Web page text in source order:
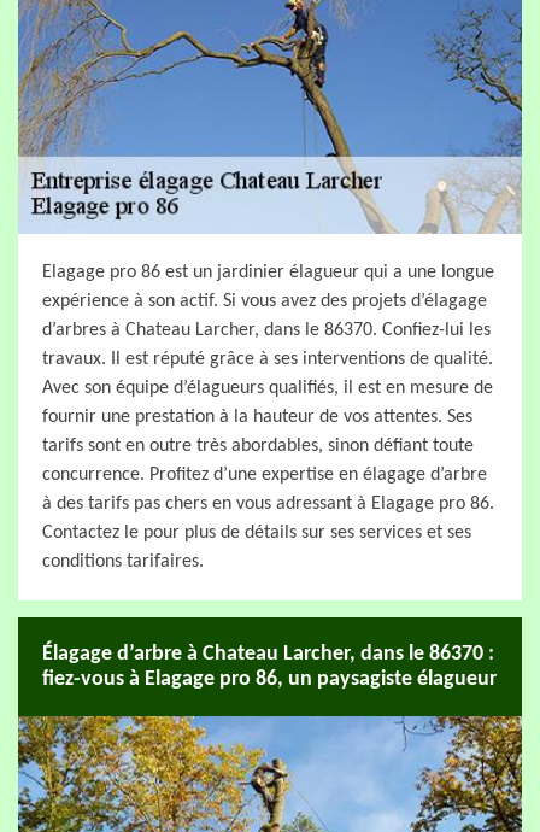
Elagage pro 86 est un jardinier élagueur qui a une longue
expérience à son actif. Si vous avez des projets d’élagage
d’arbres à Chateau Larcher, dans le 86370. Confiez-lui les
travaux. Il est réputé grâce à ses interventions de qualité.
Avec son équipe d’élagueurs qualifiés, il est en mesure de
fournir une prestation à la hauteur de vos attentes. Ses
tarifs sont en outre très abordables, sinon défiant toute
concurrence. Profitez d’une expertise en élagage d’arbre
à des tarifs pas chers en vous adressant à Elagage pro 86.
Contactez le pour plus de détails sur ses services et ses
conditions tarifaires.
Élagage d’arbre à Chateau Larcher, dans le 86370 :
fiez-vous à Elagage pro 86, un paysagiste élagueur